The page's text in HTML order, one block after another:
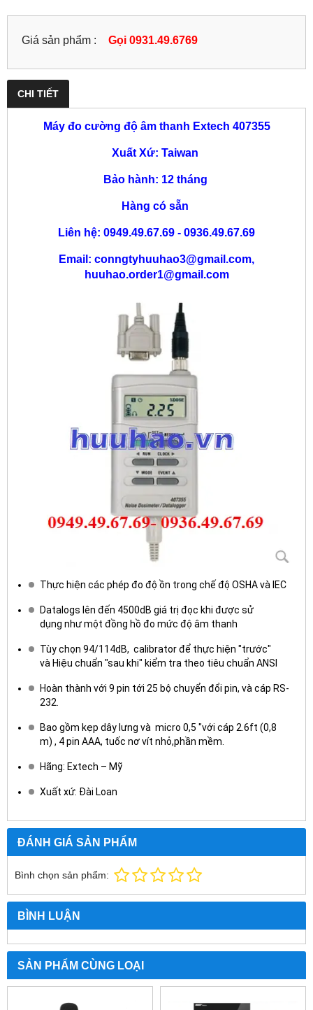
Giá sản phẩm : Gọi 0931.49.6769
CHI TIẾT
Máy đo cường độ âm thanh Extech 407355
Xuất Xứ: Taiwan
Bảo hành: 12 tháng
Hàng có sẵn
Liên hệ: 0949.49.67.69 - 0936.49.67.69
Email: conngtyhuuhao3@gmail.com,
huuhao.order1@gmail.com
Thực hiện các phép đo độ ồn trong chế độ OSHA và IEC
Datalogs lên đến 4500dB giá trị đọc khi được sử
dụng như một đồng hồ đo mức độ âm thanh
Tùy chọn 94/114dB, calibrator để thực hiện "trước"
và Hiệu chuẩn "sau khi" kiểm tra theo tiêu chuẩn ANSI
Hoàn thành với 9 pin tới 25 bộ chuyển đổi pin, và cáp RS-
232.
Bao gồm kẹp dây lưng và micro 0,5 "với cáp 2.6ft (0,8
m) , 4 pin AAA, tuốc nơ vít nhỏ,phần mềm.
Hãng: Extech – Mỹ
Xuất xứ: Đài Loan
ĐÁNH GIÁ SẢN PHẨM
Bình chọn sản phẩm:
BÌNH LUẬN
SẢN PHẨM CÙNG LOẠI